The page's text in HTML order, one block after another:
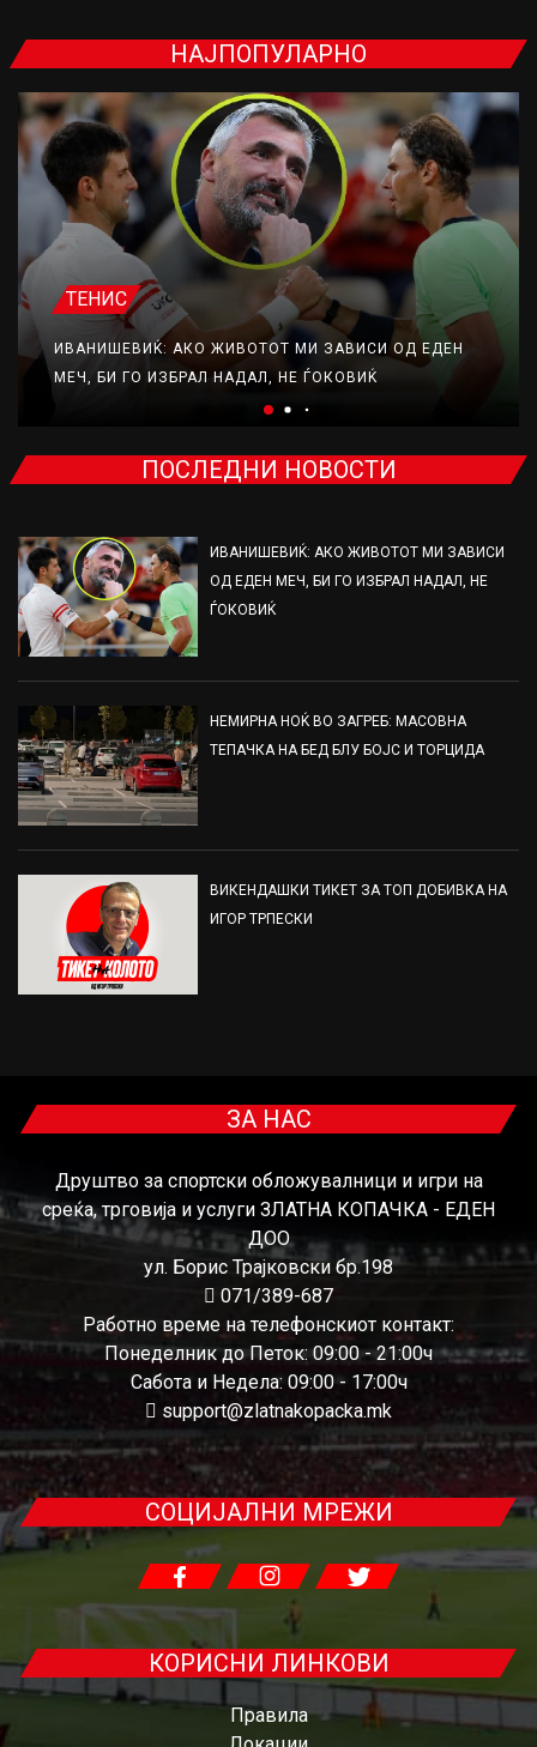
НАЈПОПУЛАРНО
ТЕНИС
ИВАНИШЕВИЌ: АКО ЖИВОТОТ МИ ЗАВИСИ ОД ЕДЕН
МЕЧ, БИ ГО ИЗБРАЛ НАДАЛ, НЕ ЃОКОВИЌ
ПОСЛЕДНИ НОВОСТИ
ИВАНИШЕВИЌ: АКО ЖИВОТОТ МИ ЗАВИСИ
ОД ЕДЕН МЕЧ, БИ ГО ИЗБРАЛ НАДАЛ, НЕ
ЃОКОВИЌ
НЕМИРНА НОЌ ВО ЗАГРЕБ: МАСОВНА
ТЕПАЧКА НА БЕД БЛУ БОЈС И ТОРЦИДА
ВИКЕНДАШКИ ТИКЕТ ЗА ТОП ДОБИВКА НА
ИГОР ТРПЕСКИ
ЗА НАС
Друштво за спортски обложувалници и игри на
среќа, трговија и услуги ЗЛАТНА КОПАЧКА - ЕДЕН
ДОО
ул. Борис Трајковски бр.198
071/389-687
Работно време на телефонскиот контакт:
Понеделник до Петок: 09:00 - 21:00ч
Сабота и Недела: 09:00 - 17:00ч
support@zlatnakopacka.mk
СОЦИЈАЛНИ МРЕЖИ
КОРИСНИ ЛИНКОВИ
Правила